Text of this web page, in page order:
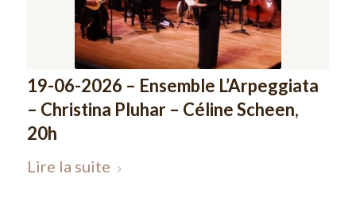
19-06-2026 – Ensemble L’Arpeggiata
– Christina Pluhar – Céline Scheen,
20h
Lire la suite